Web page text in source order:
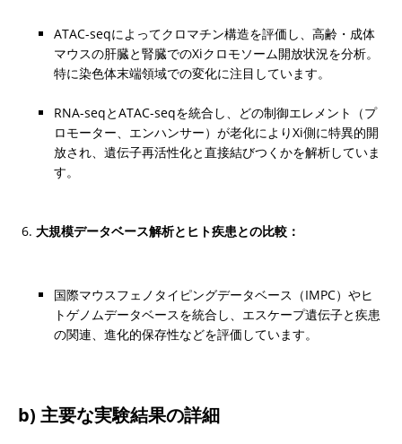
ATAC-seqによってクロマチン構造を評価し、高齢・成体
マウスの肝臓と腎臓でのXiクロモソーム開放状況を分析。
特に染色体末端領域での変化に注目しています。
RNA-seqとATAC-seqを統合し、どの制御エレメント（プ
ロモーター、エンハンサー）が老化によりXi側に特異的開
放され、遺伝子再活性化と直接結びつくかを解析していま
す。
大規模データベース解析とヒト疾患との比較：
国際マウスフェノタイピングデータベース（IMPC）やヒ
トゲノムデータベースを統合し、エスケープ遺伝子と疾患
の関連、進化的保存性などを評価しています。
b) 主要な実験結果の詳細